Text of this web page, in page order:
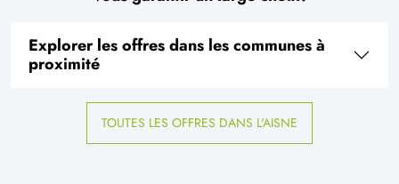
Explorer les offres dans les communes à
proximité
TOUTES LES OFFRES DANS L'AISNE